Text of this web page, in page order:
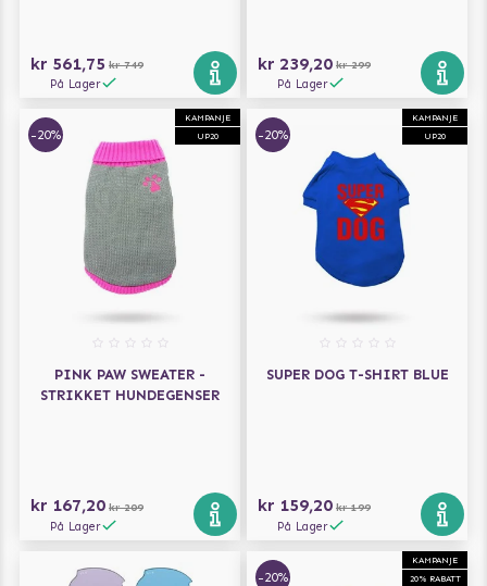
kr 561,75 kr 749
På Lager
kr 239,20 kr 299
På Lager
KAMPANJE
UP20
-20%
PINK PAW SWEATER -
STRIKKET HUNDEGENSER
kr 167,20 kr 209
På Lager
KAMPANJE
UP20
-20%
SUPER DOG T-SHIRT BLUE
kr 159,20 kr 199
På Lager
KAMPANJE
20% RABATT
-20%